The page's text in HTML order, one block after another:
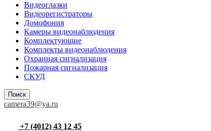
Видеоглазки
Видеорегистраторы
Домофония
Камеры видеонаблюдения
Комплектующие
Комплекты видеонаблюдения
Охранная сигнализация
Пожарная сигнализация
СКУД
Поиск
camera39@ya.ru
+7 (4012) 43 12 45